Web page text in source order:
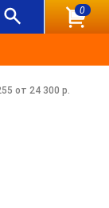
0
от 24 300 р.